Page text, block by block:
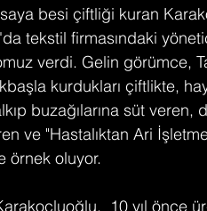
besi çiftliği kuran
tekstil firmasındaki
verdi. Gelin görümce,
kurdukları çiftlikte,
buzağılarına süt veren,
ve "Hastalıktan Ari
örnek oluyor.
10 yıl önce